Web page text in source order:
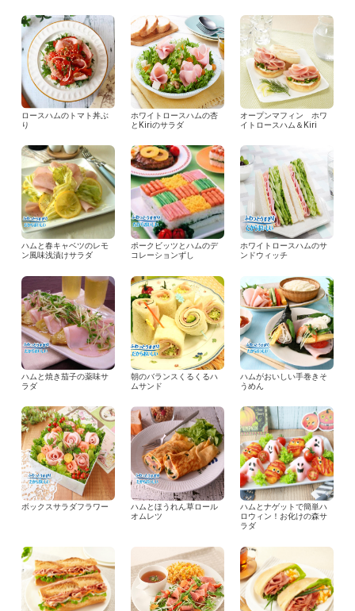
ロースハムのトマト丼ぶ
り
ホワイトロースハムの杏
とKiriのサラダ
オープンマフィン ホワ
イトロースハム＆Kiri
ハムと春キャベツのレモ
ン風味浅漬けサラダ
ポークビッツとハムのデ
コレーションずし
ホワイトロースハムのサ
ンドウィッチ
ハムと焼き茄子の薬味サ
ラダ
朝のバランスくるくるハ
ムサンド
ハムがおいしい手巻きそ
うめん
ボックスサラダフラワー
ハムとほうれん草ロール
オムレツ
ハムとナゲットで簡単ハ
ロウィン！お化けの森サ
ラダ